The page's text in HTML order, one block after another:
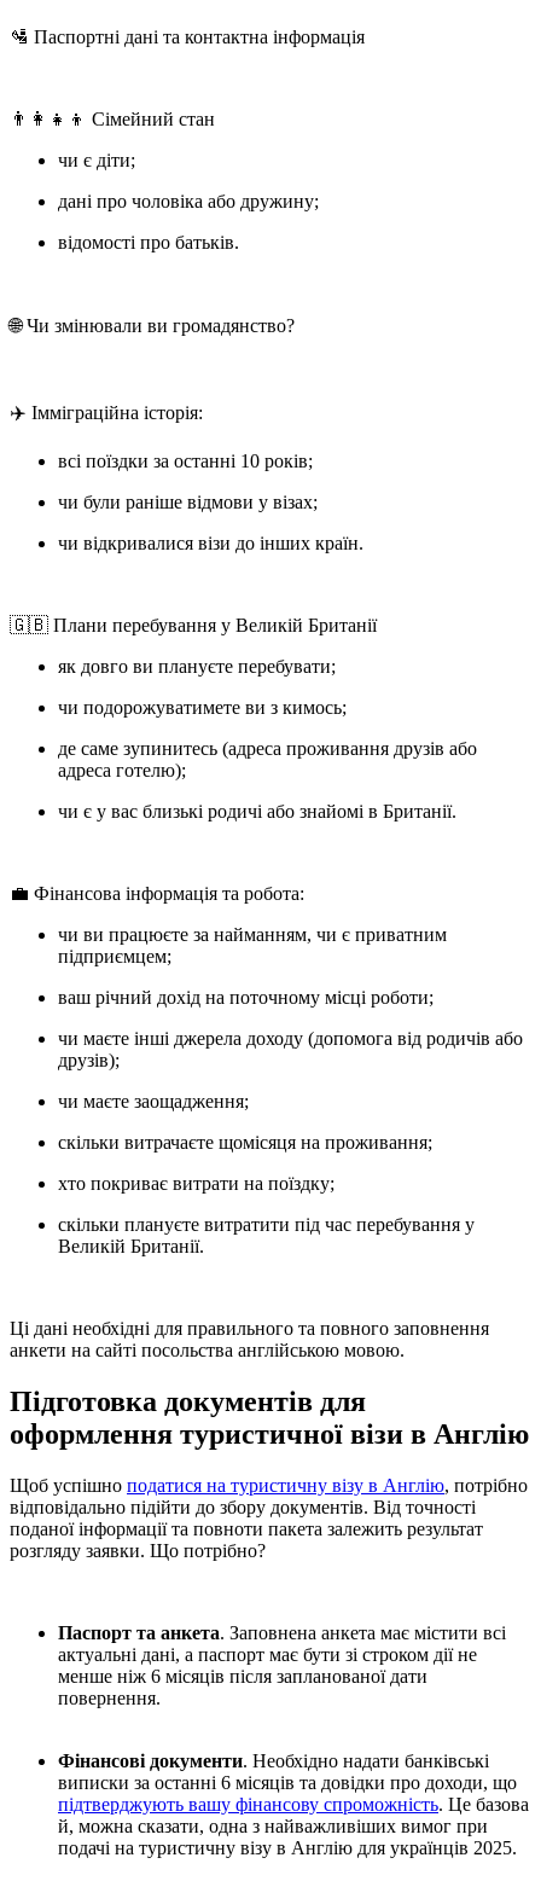
🛂 Паспортні дані та контактна інформація
👨‍👩‍👧‍👦 Сімейний стан
чи є діти;
дані про чоловіка або дружину;
відомості про батьків.
🌐 Чи змінювали ви громадянство?
✈️ Імміграційна історія:
всі поїздки за останні 10 років;
чи були раніше відмови у візах;
чи відкривалися візи до інших країн.
🇬🇧 Плани перебування у Великій Британії
як довго ви плануєте перебувати;
чи подорожуватимете ви з кимось;
де саме зупинитесь (адреса проживання друзів або
адреса готелю);
чи є у вас близькі родичі або знайомі в Британії.
💼 Фінансова інформація та робота:
чи ви працюєте за найманням, чи є приватним
підприємцем;
ваш річний дохід на поточному місці роботи;
чи маєте інші джерела доходу (допомога від родичів або
друзів);
чи маєте заощадження;
скільки витрачаєте щомісяця на проживання;
хто покриває витрати на поїздку;
скільки плануєте витратити під час перебування у
Великій Британії.
Ці дані необхідні для правильного та повного заповнення
анкети на сайті посольства англійською мовою.
Підготовка документів для
оформлення туристичної візи в Англію
Щоб успішно податися на туристичну візу в Англію, потрібно
відповідально підійти до збору документів. Від точності
поданої інформації та повноти пакета залежить результат
розгляду заявки. Що потрібно?
Паспорт та анкета. Заповнена анкета має містити всі
актуальні дані, а паспорт має бути зі строком дії не
менше ніж 6 місяців після запланованої дати
повернення.
Фінансові документи. Необхідно надати банківські
виписки за останні 6 місяців та довідки про доходи, що
підтверджують вашу фінансову спроможність. Це базова
й, можна сказати, одна з найважливіших вимог при
подачі на туристичну візу в Англію для українців 2025.